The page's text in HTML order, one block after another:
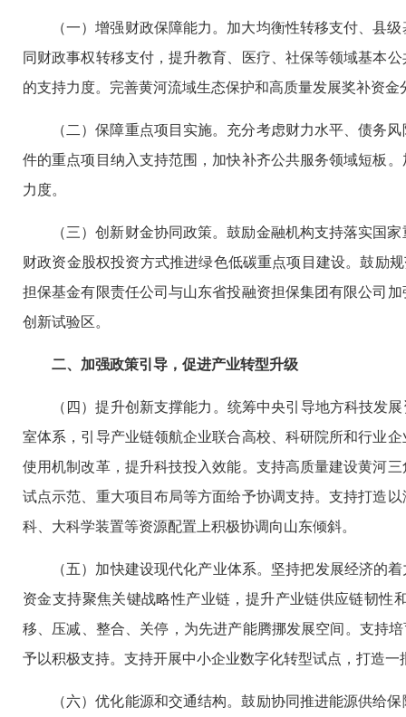
（一）增强财政保障能力。加大均衡性转移支付、县
同财政事权转移支付，提升教育、医疗、社保等领域基本
的支持力度。完善黄河流域生态保护和高质量发展奖补资
（二）保障重点项目实施。充分考虑财力水平、债务
件的重点项目纳入支持范围，加快补齐公共服务领域短板
力度。
（三）创新财金协同政策。鼓励金融机构支持落实国
财政资金股权投资方式推进绿色低碳重点项目建设。鼓励
担保基金有限责任公司与山东省投融资担保集团有限公司
创新试验区。
二、加强政策引导，促进产业转型升级
（四）提升创新支撑能力。统筹中央引导地方科技发
室体系，引导产业链领航企业联合高校、科研院所和行业
使用机制改革，提升科技投入效能。支持高质量建设黄河
试点示范、重大项目布局等方面给予协调支持。支持打造
科、大科学装置等资源配置上积极协调向山东倾斜。
（五）加快建设现代化产业体系。坚持把发展经济的
资金支持聚焦关键战略性产业链，提升产业链供应链韧性
移、压减、整合、关停，为先进产能腾挪发展空间。支持
予以积极支持。支持开展中小企业数字化转型试点，打造
（六）优化能源和交通结构。鼓励协同推进能源供给